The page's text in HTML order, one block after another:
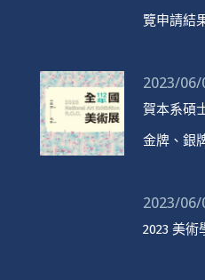
覽申請結
2023/06/
賀本系碩
金牌、銀
2023/06/
2023 美術